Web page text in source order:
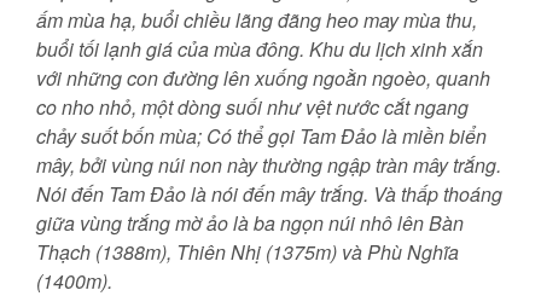
ấm mùa hạ, buổi chiều lãng đãng heo may mùa thu,
buổi tối lạnh giá của mùa đông. Khu du lịch xinh xắn
với những con đường lên xuống ngoằn ngoèo, quanh
co nho nhỏ, một dòng suối như vệt nước cắt ngang
chảy suốt bốn mùa; Có thể gọi Tam Đảo là miền biển
mây, bởi vùng núi non này thường ngập tràn mây trắng.
Nói đến Tam Đảo là nói đến mây trắng. Và thấp thoáng
giữa vùng trắng mờ ảo là ba ngọn núi nhô lên Bàn
Thạch (1388m), Thiên Nhị (1375m) và Phù Nghĩa
(1400m).